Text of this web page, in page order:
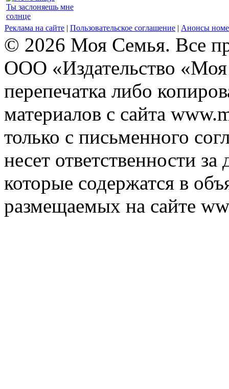
Ты заслоняешь мне
солнце
Реклама на сайте | Пользовательское соглашение | Анонсы
© 2026 Моя Семья. Все
ООО «Издательство
перепечатка либо
материалов с сайта
только с письменного
несет ответственности
которые содержатся в
размещаемых на сайте